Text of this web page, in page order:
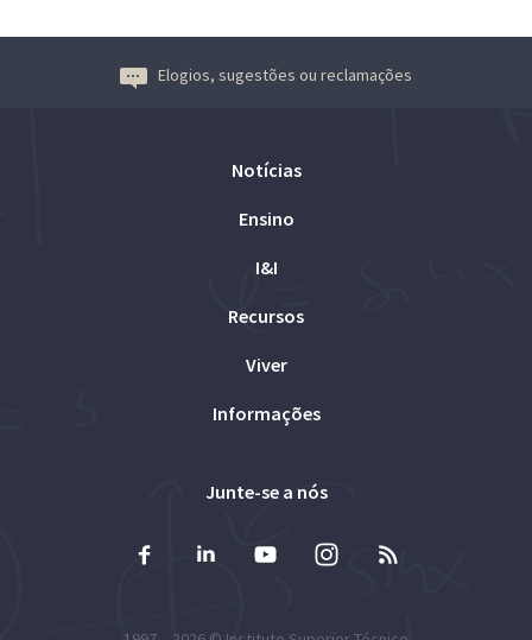
Elogios, sugestões ou reclamações
Notícias
Ensino
I&I
Recursos
Viver
Informações
Junte-se a nós